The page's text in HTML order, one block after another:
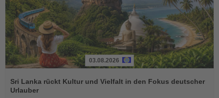
Sie
die
03.08.2026
Sri Lanka rückt Kultur und Vielfalt in den Fokus deutscher
Urlauber